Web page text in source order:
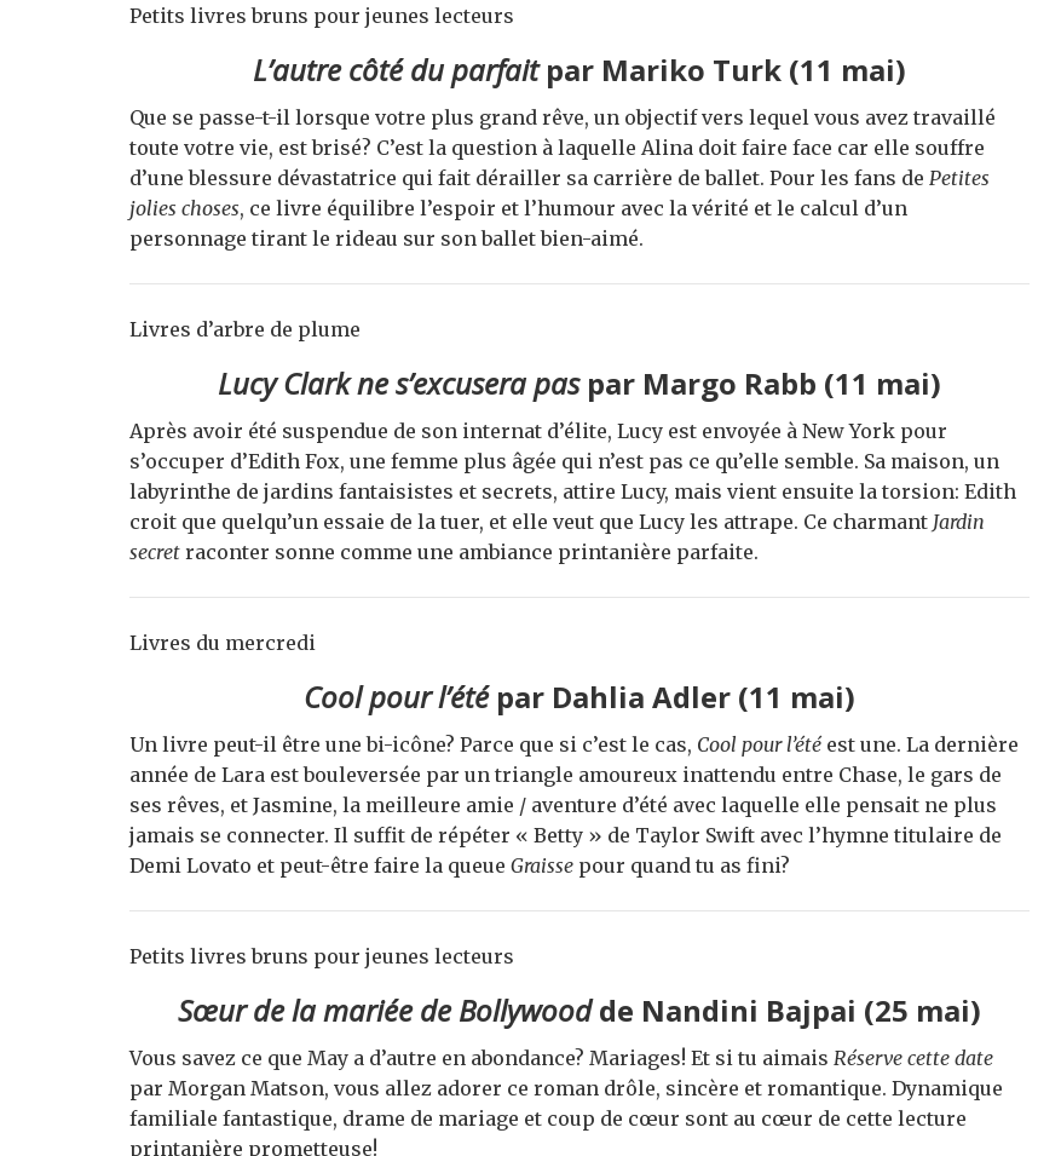
Petits livres bruns pour jeunes lecteurs
L’autre côté du parfaitpar Mariko Turk (11 mai)
Que se passe-t-il lorsque votre plus grand rêve, un objectif vers lequel vous avez travaillé
toute votre vie, est brisé? C’est la question à laquelle Alina doit faire face car elle souffre
d’une blessure dévastatrice qui fait dérailler sa carrière de ballet. Pour les fans de Petites
jolies choses, ce livre équilibre l’espoir et l’humour avec la vérité et le calcul d’un
personnage tirant le rideau sur son ballet bien-aimé.
Livres d’arbre de plume
Lucy Clark ne s’excusera pas par Margo Rabb (11 mai)
Après avoir été suspendue de son internat d’élite, Lucy est envoyée à New York pour
s’occuper d’Edith Fox, une femme plus âgée qui n’est pas ce qu’elle semble. Sa maison, un
labyrinthe de jardins fantaisistes et secrets, attire Lucy, mais vient ensuite la torsion: Edith
croit que quelqu’un essaie de la tuer, et elle veut que Lucy les attrape. Ce charmant Jardin
secret raconter sonne comme une ambiance printanière parfaite.
Livres du mercredi
Cool pour l’été par Dahlia Adler (11 mai)
Un livre peut-il être une bi-icône? Parce que si c’est le cas, Cool pour l’étéest une. La dernière
année de Lara est bouleversée par un triangle amoureux inattendu entre Chase, le gars de
ses rêves, et Jasmine, la meilleure amie / aventure d’été avec laquelle elle pensait ne plus
jamais se connecter. Il suffit de répéter « Betty » de Taylor Swift avec l’hymne titulaire de
Demi Lovato et peut-être faire la queue Graisse pour quand tu as fini?
Petits livres bruns pour jeunes lecteurs
Sœur de la mariée de Bollywoodde Nandini Bajpai (25 mai)
Vous savez ce que May a d’autre en abondance? Mariages! Et si tu aimais Réserve cette date
par Morgan Matson, vous allez adorer ce roman drôle, sincère et romantique. Dynamique
familiale fantastique, drame de mariage et coup de cœur sont au cœur de cette lecture
printanière prometteuse!